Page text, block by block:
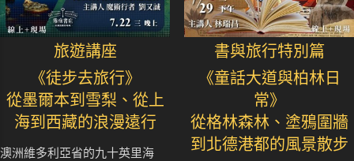
旅遊講座
《徒步去旅行》
從墨爾本到雪梨、從上
海到西藏的浪漫遠行
澳洲維多利亞省的九十英里海
書與旅行特別篇
《童話大道與柏林日
常》
從格林森林、塗鴉圍牆
到北德港都的風景散步